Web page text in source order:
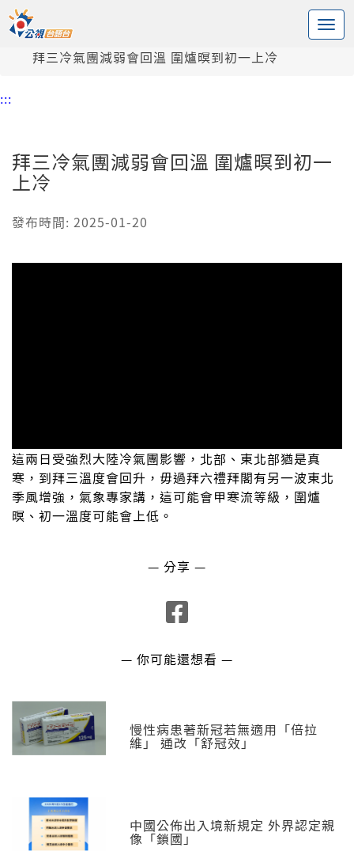
中央內容區塊
頭頁
拜三冷氣團減弱會回溫 圍爐暝到初一上冷
:::
拜三冷氣團減弱會回溫 圍爐暝到初一
上冷
發布時間: 2025-01-20
這兩日受強烈大陸冷氣團影響，北部、東北部猶是真
寒，到拜三溫度會回升，毋過拜六禮拜閣有另一波東北
季風增強，氣象專家講，這可能會甲寒流等級，圍爐
暝、初一溫度可能會上低。
— 分享 —
— 你可能還想看 —
慢性病患著新冠若無適用「倍拉
維」 通改「舒冠效」
中國公佈出入境新規定 外界認定親
像「鎖國」